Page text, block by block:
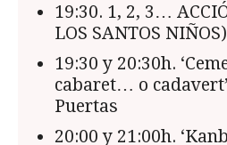
19:30. 1, 2, 3…
LOS SANTOS NIÑOS)
19:30 y 20:30h.
cabaret… o
Puertas
20:00 y 21:00h.